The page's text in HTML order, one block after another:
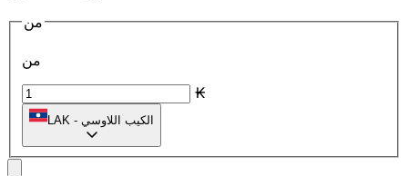
من
من
₭
LAK - الكيب اللاوسي